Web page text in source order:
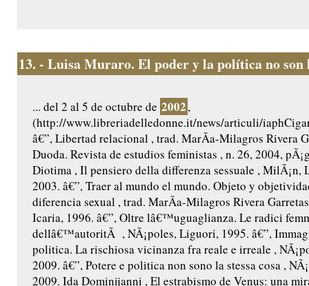
13. - Luisa Muraro. El poder y la política no son
... del 2 al 5 de octubre de 2002,
(http://www.libreriadelledonne.it/news/articuli/
â€”, Libertad relacional , trad. MarÃ­a-Milagros Rivera
Duoda. Revista de estudios feministas , n. 26, 2004,
Diotima , Il pensiero della differenza sessuale , MilÃ¡n,
2003. â€”, Traer al mundo el mundo. Objeto y
diferencia sexual , trad. MarÃ­a-Milagros Rivera
Icaria, 1996. â€”, Oltre lâ€™uguaglianza. Le radici
dellâ€™autoritÃ , NÃ¡poles, Liguori, 1995. â€”,
politica. La rischiosa vicinanza fra reale e irreale ,
2009. â€”, Potere e politica non sono la stessa cosa ,
2009. Ida Dominijanni , El estrabismo de Venus: una